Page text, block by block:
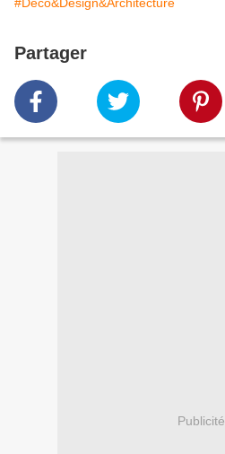
Partager
Publicité